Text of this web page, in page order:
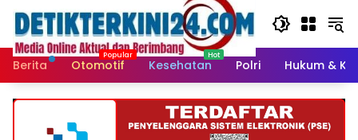
Langsung
konten
Berita
Otomotif Kesehatan Polri Hukum &